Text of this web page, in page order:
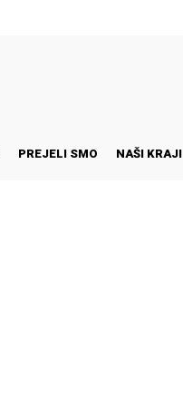
PREJELI SMO NAŠI KRAJI